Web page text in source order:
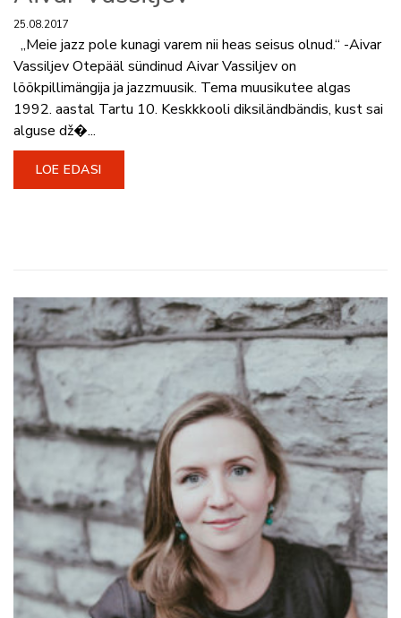
25.08.2017
„Meie jazz pole kunagi varem nii heas seisus olnud.“ -Aivar
Vassiljev Otepääl sündinud Aivar Vassiljev on
löökpillimängija ja jazzmuusik. Tema muusikutee algas
1992. aastal Tartu 10. Keskkkooli diksiländbändis, kust sai
alguse dž�...
LOE EDASI